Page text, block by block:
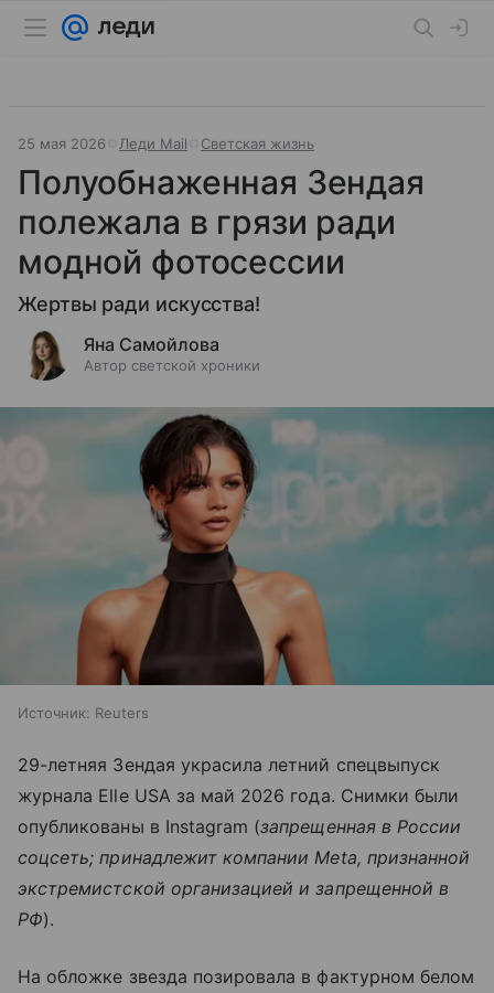
25 мая 2026 Леди Mail Светская жизнь
Полуобнаженная Зендая
полежала в грязи ради
модной фотосессии
Жертвы ради искусства!
Яна Самойлова
Автор светской хроники
Источник: Reuters
29-летняя Зендая украсила летний спецвыпуск
журнала Elle USA за май 2026 года. Снимки были
опубликованы в Instagram (запрещенная в России
соцсеть; принадлежит компании Meta, признанной
экстремистской организацией и запрещенной в
РФ).
На обложке звезда позировала в фактурном белом